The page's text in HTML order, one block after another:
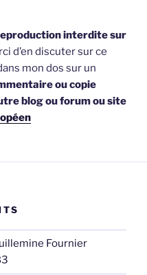
interdite sur
d’en discuter sur ce
mon dos sur un
ou copie
blog ou forum ou site
Fournier